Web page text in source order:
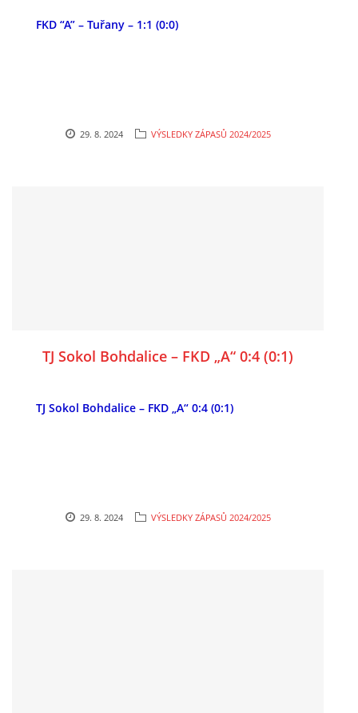
FKD “A” – Tuřany – 1:1 (0:0)
29. 8. 2024 VÝSLEDKY ZÁPASŮ 2024/2025
TJ Sokol Bohdalice – FKD „A“ 0:4 (0:1)
TJ Sokol Bohdalice – FKD „A“ 0:4 (0:1)
29. 8. 2024 VÝSLEDKY ZÁPASŮ 2024/2025